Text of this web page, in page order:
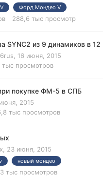
Форд Мондео V
288,6 тыс просмотр
SYNC2 из 9 динамиков в 12
16 июня, 2015
тыс просмотров
покупке ФМ-5 в СПБ
2015
тыс просмотров
23 июня, 2015
новый мондео
тыс просмотров